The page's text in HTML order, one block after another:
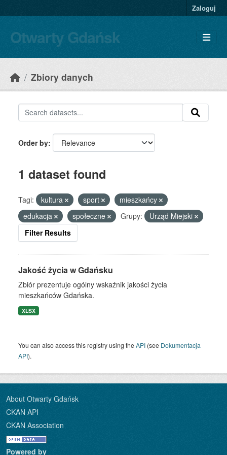
Zaloguj
Otwarty Gdańsk
Zbiory danych
Order by
1 dataset found
Tagi: kultura sport
mieszkańcy
edukacja
społeczne Grupy:
Urząd Miejski
Filter Results
Jakość życia w Gdańsku
Zbiór prezentuje ogólny wskaźnik jakości życia
mieszkańców Gdańska.
XLSX
You can also access this registry using theAPI (see Dokumentacja
API).
About Otwarty Gdańsk
CKAN API
CKAN Association
Powered by